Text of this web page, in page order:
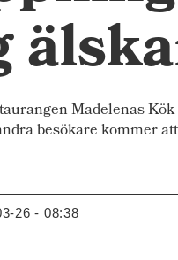
Madelenas
besökare kommer
26 - 08:38